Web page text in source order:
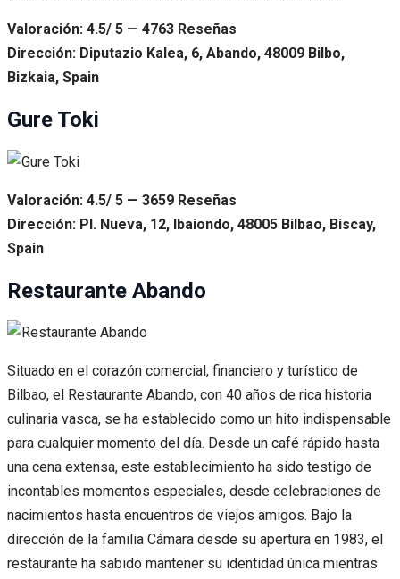
Valoración: 4.5/ 5 — 4763 Reseñas
Dirección: Diputazio Kalea, 6, Abando, 48009 Bilbo,
Bizkaia, Spain
Gure Toki
Valoración: 4.5/ 5 — 3659 Reseñas
Dirección: Pl. Nueva, 12, Ibaiondo, 48005 Bilbao, Biscay,
Spain
Restaurante Abando
Situado en el corazón comercial, financiero y turístico de
Bilbao, el Restaurante Abando, con 40 años de rica historia
culinaria vasca, se ha establecido como un hito indispensable
para cualquier momento del día. Desde un café rápido hasta
una cena extensa, este establecimiento ha sido testigo de
incontables momentos especiales, desde celebraciones de
nacimientos hasta encuentros de viejos amigos. Bajo la
dirección de la familia Cámara desde su apertura en 1983, el
restaurante ha sabido mantener su identidad única mientras